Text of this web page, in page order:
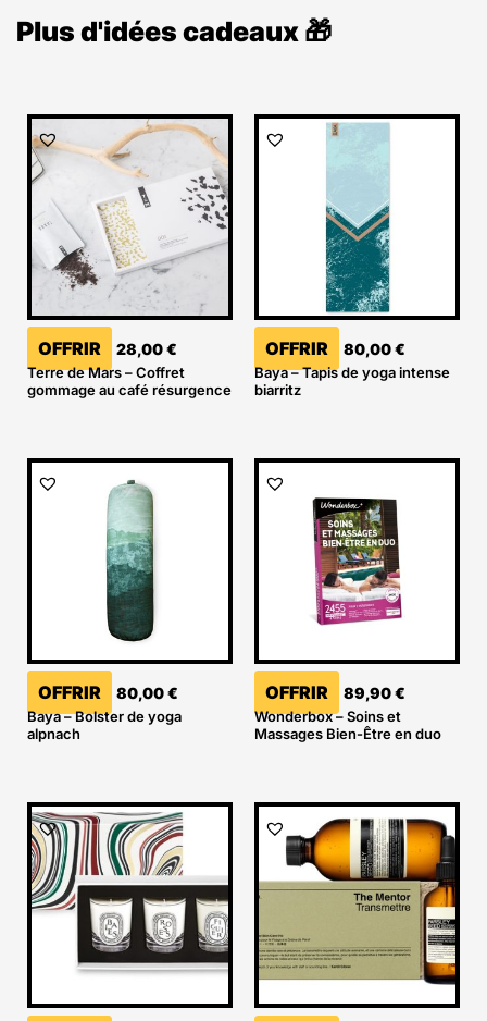
Plus d'idées cadeaux 🎁
OFFRIR 28,00€
Terre de Mars – Coffret
gommage au café résurgence
OFFRIR 80,00€
Baya – Tapis de yoga intense
biarritz
OFFRIR 80,00€
Baya – Bolster de yoga
alpnach
OFFRIR 89,90€
Wonderbox – Soins et
Massages Bien-Être en duo